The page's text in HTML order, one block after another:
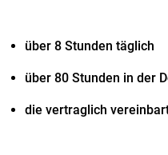
über 8 Stunden täglich
über 80 Stunden in der
die vertraglich